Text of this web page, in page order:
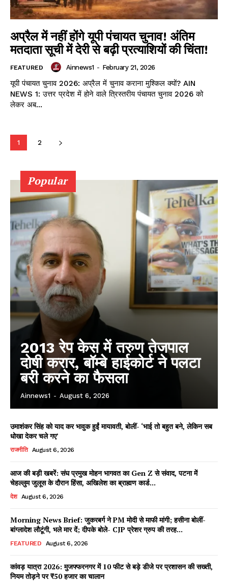
NEWS 1 App
AIN NEWS 1
Contact Us
About Us
Privacy Policy
Terms of Use Agreement
Facebook
X WhatsApp
Share
अप्रैल में नहीं होंगे यूपी पंचायत चुनाव! अंतिम
मतदाता सूची में देरी से बढ़ी प्रत्याशियों की चिंता!
FEATURED Ainnews1 - February 21, 2026
यूपी पंचायत चुनाव 2026: अप्रैल में चुनाव कराना मुश्किल क्यों? AIN
NEWS 1: उत्तर प्रदेश में होने वाले त्रिस्तरीय पंचायत चुनाव 2026 को
लेकर अब...
1 2
Popular
2013 रेप केस में तरुण तेजपाल
दोषी करार, बॉम्बे हाईकोर्ट ने पलटा
बरी करने का फैसला
Ainnews1 - August 6, 2026
उमाशंकर सिंह को याद कर भावुक हुईं मायावती, बोलीं- ‘भाई तो बहुत बने, लेकिन सब
धोखा देकर चले गए’
राजनीति August 6, 2026
आज की बड़ी खबरें: संघ प्रमुख मोहन भागवत का Gen Z से संवाद, पटना में
चेहल्लुम जुलूस के दौरान हिंसा, अखिलेश का ब्राह्मण कार्ड...
देश August 6, 2026
Morning News Brief: जुकरबर्ग ने PM मोदी से माफी मांगी; हसीना बोलीं-
बांग्लादेश लौटूंगी, भले मार दें; दीपके बोले- CJP प्रेशर ग्रुप की तरह...
FEATURED August 6, 2026
कांवड़ यात्रा 2026: मुजफ्फरनगर में 10 फीट से बड़े डीजे पर प्रशासन की सख्ती,
नियम तोड़ने पर ₹50 हजार का चालान